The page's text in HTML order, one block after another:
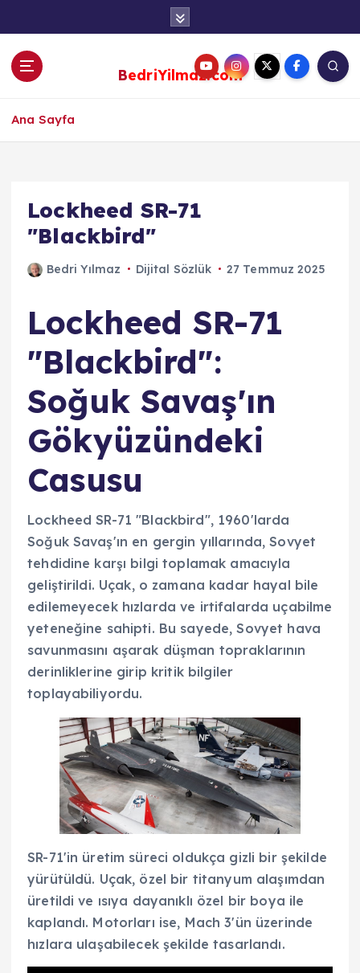
BedriYilmaz.com
Ana Sayfa
Lockheed SR-71
"Blackbird"
Bedri Yılmaz Dijital Sözlük 27 Temmuz 2025
Lockheed SR-71
"Blackbird":
Soğuk Savaş'ın
Gökyüzündeki
Casusu
Lockheed SR-71 "Blackbird", 1960'larda
Soğuk Savaş'ın en gergin yıllarında, Sovyet
tehdidine karşı bilgi toplamak amacıyla
geliştirildi. Uçak, o zamana kadar hayal bile
edilemeyecek hızlarda ve irtifalarda uçabilme
yeteneğine sahipti. Bu sayede, Sovyet hava
savunmasını aşarak düşman topraklarının
derinliklerine girip kritik bilgiler
toplayabiliyordu.
SR-71'in üretim süreci oldukça gizli bir şekilde
yürütüldü. Uçak, özel bir titanyum alaşımdan
üretildi ve ısıya dayanıklı özel bir boya ile
kaplandı. Motorları ise, Mach 3'ün üzerinde
hızlara ulaşabilecek şekilde tasarlandı.